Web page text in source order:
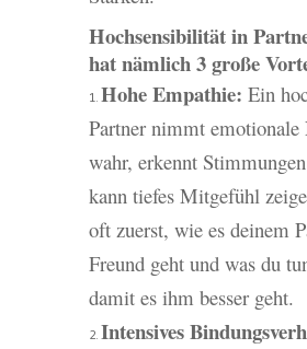
Hochsensibilität in
hat nämlich 3 große
Hohe Empathie: Ein
Partner nimmt emotionale
wahr, erkennt
kann tiefes Mitgefühl
oft zuerst, wie es deinem
Freund geht und was du
damit es ihm besser geht.
Intensives